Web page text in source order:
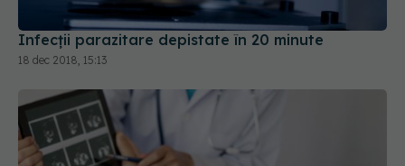
Infecții parazitare depistate în 20 minute
18 dec 2018, 15:13